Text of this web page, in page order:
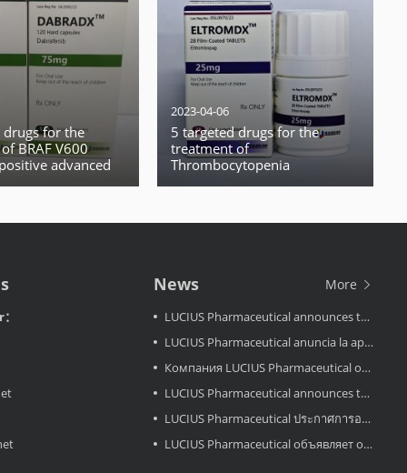
drugs for the
BRAF V600
advanced
2023-04-06
5 targeted drugs for the
treatment of
Thrombocytopenia
News More
LUCIUS Pharmaceutical announces the approval LuciMird in Laos
LUCIUS Pharmaceutical anuncia la aprobación de LuciAcor en Laos
Компания LUCIUS Pharmaceutical объявляет об одобрении препарата LuciAcor в Лаосе.
LUCIUS Pharmaceutical announces the approval LuciAcor in Laos
LUCIUS Pharmaceutical ประกาศการอนุมัติ LuciRevu ในประเทศลาว
LUCIUS Pharmaceutical объявляет об одобрении LuciRevu в Лаосе